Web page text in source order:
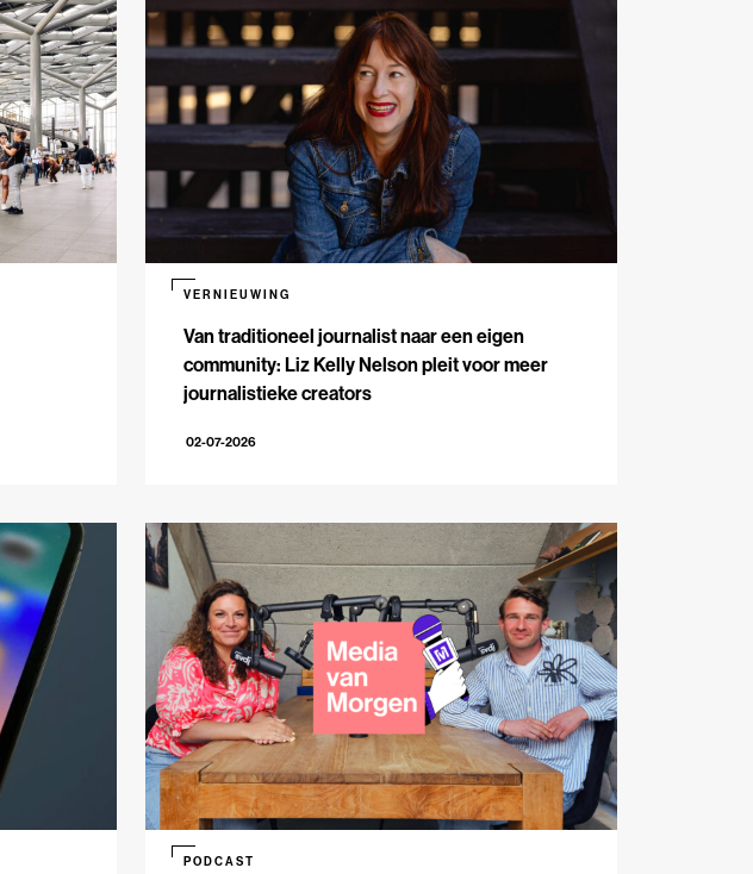
Van traditioneel journalist naar een eigen
community: Liz Kelly Nelson pleit voor meer
journalistieke creators
VERNIEUWING
02-07-2026
PODCAST